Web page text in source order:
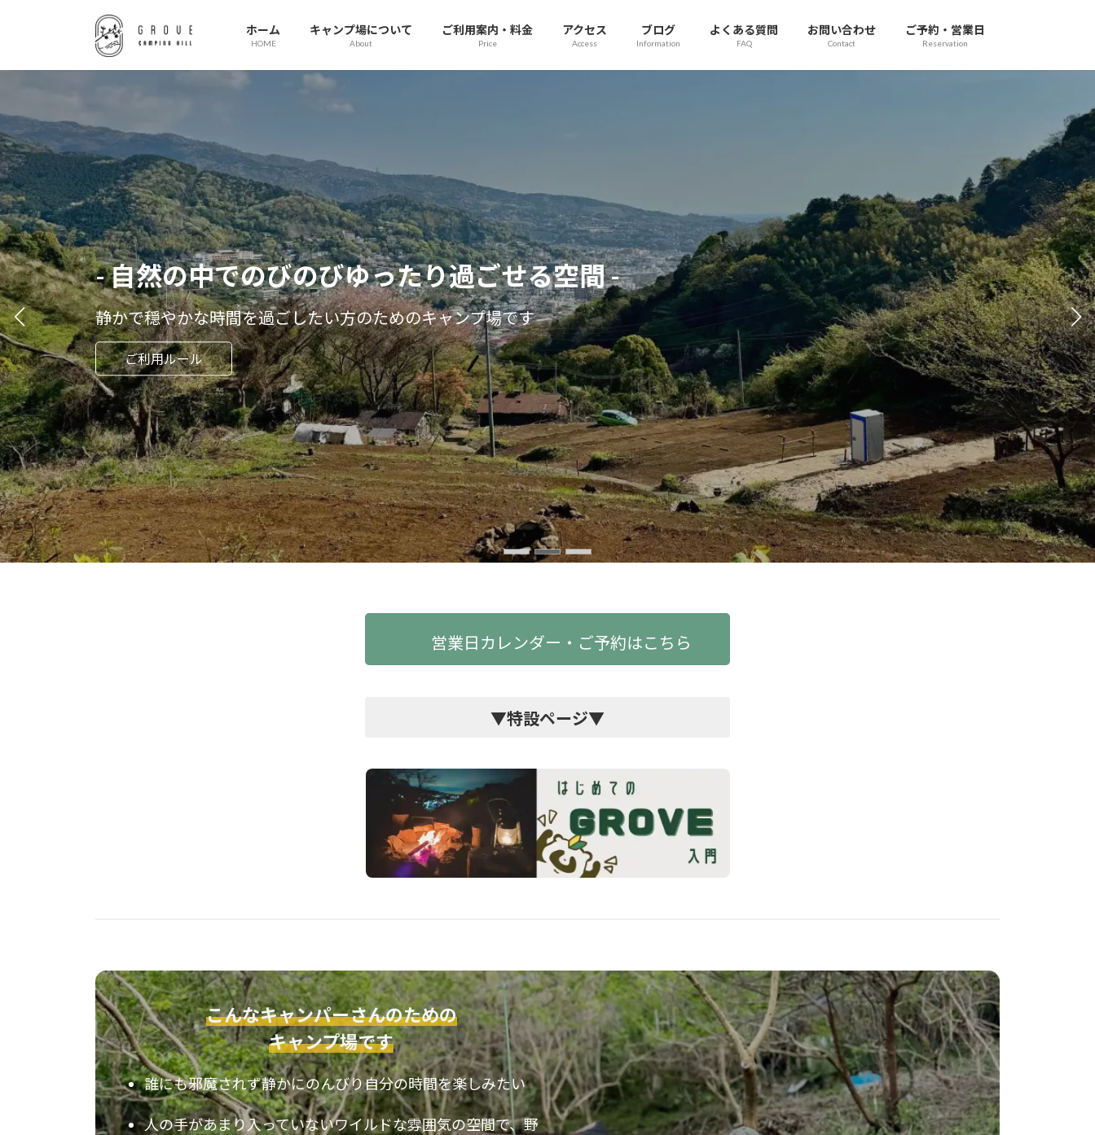
ン
キ
ッ
プ
ー
に
移
動
ホーム
HOME
キャンプ場について
About
ご利用案内・料金
Price
アクセス
Access
ブログ
Information
よくある質問
FAQ
お問い合わせ
Contact
ご予約・営業日
Reservation
- 夜景と焚き火と星空に心癒されるキャンプ場 -
都内から90分・神奈川県湯河原町のみかん畑の丘にある
DIYで作ったキャンプ場です
コンセプト
- 自然の中でのびのびゆったり過ごせる空間 -
静かで穏やかな時間を過ごしたい方のためのキャンプ場です
ご利用ルール
- キャンプの醍醐味、直火の味わい -
常設直火ピットで野趣あふれる焚き火をお楽しみいただけます
ご利用案内・料金
営業日カレンダー・ご予約はこちら
▼特設ページ▼
こんなキャンパーさんのための
キャンプ場です
誰にも邪魔されず静かにのんびり自分の時間を楽しみたい
人の手があまり入っていないワイルドな雰囲気の空間で、野